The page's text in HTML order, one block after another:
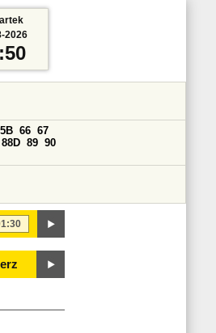
66 67
88D 89 90
2026